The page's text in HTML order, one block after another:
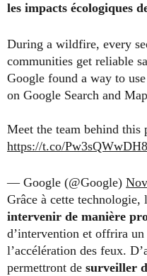
les impacts écologiques
During a wildfire, every
communities get reliable
Google found a way to
on Google Search and
Meet the team behind
https://t.co/Pw3sQWwDH8
— Google (@Google)
Grâce à cette technologie,
intervenir de manière
d’intervention et offrira un
l’accélération des feux.
permettront de surveiller